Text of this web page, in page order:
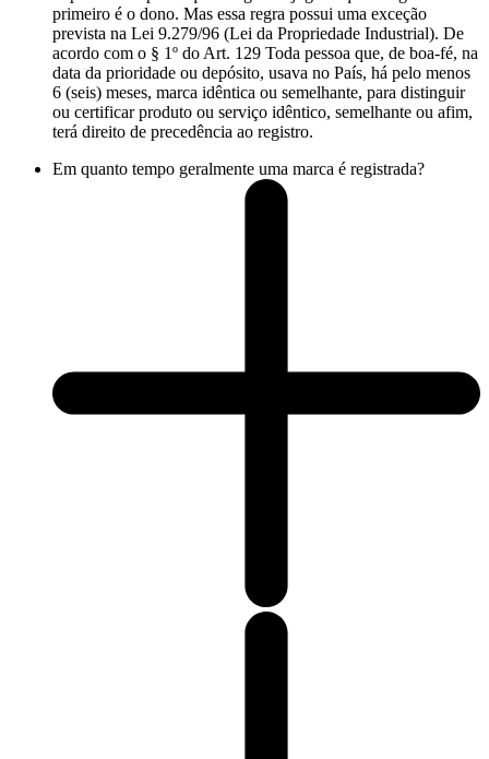
primeiro é o dono. Mas essa regra possui uma exceção
prevista na Lei 9.279/96 (Lei da Propriedade Industrial). De
acordo com o § 1º do Art. 129 Toda pessoa que, de boa-fé, na
data da prioridade ou depósito, usava no País, há pelo menos
6 (seis) meses, marca idêntica ou semelhante, para distinguir
ou certificar produto ou serviço idêntico, semelhante ou afim,
terá direito de precedência ao registro.
Em quanto tempo geralmente uma marca é registrada?